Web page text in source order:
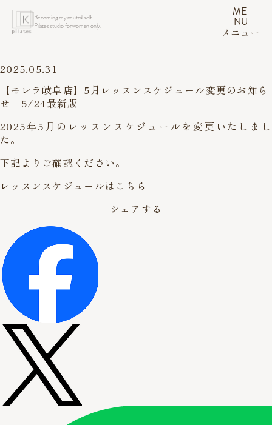
Becoming my neutral self.
Pilates studio for women only.
ME
NU
メニュー
2025.05.31
【モレラ岐阜店】5月レッスンスケジュール変更のお知ら
せ 5/24最新版
2025年5月のレッスンスケジュールを変更いたしまし
た。
下記よりご確認ください。
レッスンスケジュールはこちら
シェアする